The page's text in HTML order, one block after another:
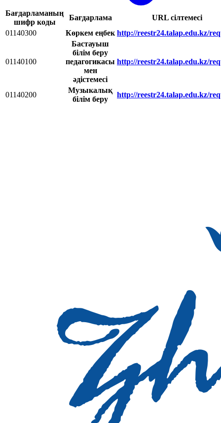
Бағдарламаның
шифр коды
Бағдарлама
URL сілтемесі
01140300
Көркем еңбек http://reestr24.talap.edu.kz/
01140100
Бастауыш
білім беру
педагогикасы
мен
әдістемесі
http://reestr24.talap.edu.kz/
01140200
Музыкалық
білім беру
http://reestr24.talap.edu.kz/